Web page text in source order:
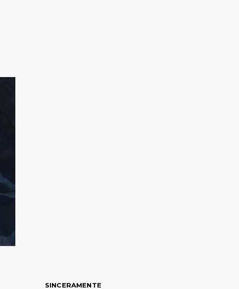
SINCERAMENTE